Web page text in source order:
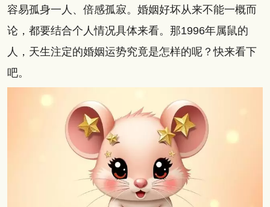
容易孤身一人、倍感孤寂。婚姻好坏从来不能一概而
论，都要结合个人情况具体来看。那1996年属鼠的
人，天生注定的婚姻运势究竟是怎样的呢？快来看下
吧。